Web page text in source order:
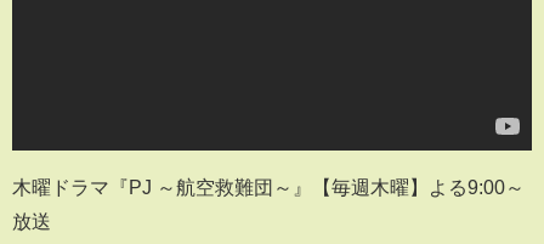
木曜ドラマ『PJ ～航空救難団～』【毎週木曜】よる9:00～
放送